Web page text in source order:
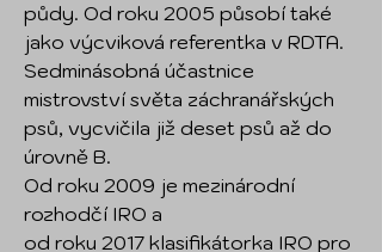
půdy. Od roku 2005 působí také
jako výcviková referentka v RDTA.
Sedminásobná účastnice
mistrovství světa záchranářských
psů, vycvičila již deset psů až do
úrovně B.
Od roku 2009 je mezinárodní
rozhodčí IRO a
od roku 2017 klasifikátorka IRO pro